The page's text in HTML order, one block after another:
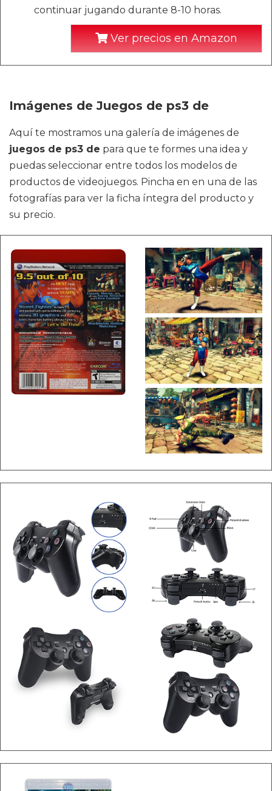
continuar jugando durante 8-10 horas.
Ver precios en Amazon
Imágenes de Juegos de ps3 de
Aquí te mostramos una galería de imágenes de
juegos de ps3 de para que te formes una idea y
puedas seleccionar entre todos los modelos de
productos de videojuegos. Pincha en en una de las
fotografías para ver la ficha íntegra del producto y
su precio.